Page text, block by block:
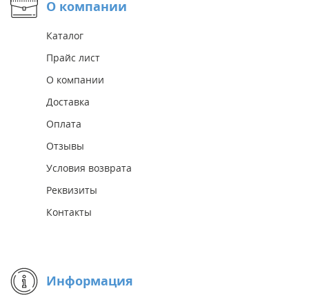
О компании
Каталог
Прайс лист
О компании
Доставка
Оплата
Отзывы
Условия возврата
Реквизиты
Контакты
Информация